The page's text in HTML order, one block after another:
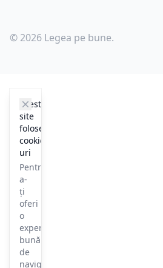
© 2026 Legea pe bune.
Acest
site
folosește
cookie-
uri
Pentru
a-
ți
oferi
o
experiență
bună
de
navigare,
cookie_notice.clos3